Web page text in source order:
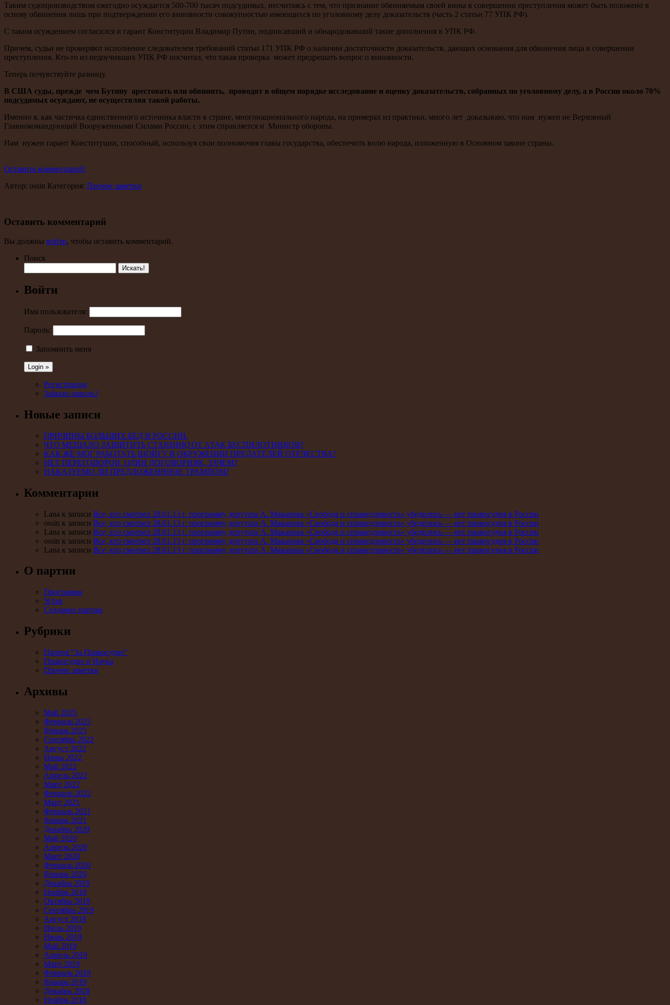
Таким судопроизводством ежегодно осуждается 500-700 тысяч подсудимых, несчитаясь с тем, что признание обвиняемым своей вины в совершении преступления может быть положено в
основу обвинения лишь при подтверждении его виновности совокупностью имеющихся по уголовному делу доказательств (часть 2 статьи 77 УПК РФ).
С таким осуждением согласился и гарант Конституции Владимир Путин, подписавший и обнародовавший такие дополнения в УПК РФ.
Причем, судьи не проверяют исполнение следователем требований статьи 171 УПК РФ о наличии достаточности доказательств, дающих основания для обвинения лица в совершении
преступления. Кто-то из недоучивших УПК РФ посчитал, что такая проверка может предрешать вопрос о виновности.
Теперь почувствуйте разницу.
В США суды, прежде чем Бутину арестовать или обвинить, проводят в общем порядке исследование и оценку доказательств, собранных по уголовному делу, а в России около 70%
подсудимых осуждают, не осуществляя такой работы.
Именно я, как частичка единственного источника власти в стране, многонационального народа, на примерах из практики, много лет доказываю, что нам нужен не Верховный
Главнокомандующий Вооруженными Силами России, с этим справляется и Министр обороны.
Нам нужен гарант Конституции, способный, используя свои полномочия главы государства, обеспечить волю народа, изложенную в Основном законе страны.
Оставить комментарий!
Автор: ossin Категория: Прочие заметки
Оставить комментарий
Вы должны войти, чтобы оставить комментарий.
Поиск
Войти
Имя пользователя:
Пароль:
Запомнить меня
Регистрация
Забыли пароль?
Новые записи
ПРИЧИНЫ БОЛЬШИХ БЕД В РОССИИ.
ЧТО МЕШАЛО ЗАЩИТИТЬ СТАНЦИЮ ОТ АТАК БЕСПИЛОТНИКОВ?
КАК ЖЕ МОГ РАБОТАТЬ ШОЙГУ В ОКРУЖЕНИИ ПРЕДАТЕЛЕЙ ОТЕЧЕСТВА?
НЕТ ПЕРЕГОВОРОВ, ОДИН ДОГОВОРНЯК, ЗАЧЕМ?
НАКАЗУЕМО ЛИ ПРЕДЛОЖЕНННОЕ ТРАМПОМ?
Комментарии
Lana к записи Все, кто смотрел 28.01.13 г. программу депутата А. Макарова «Свобода и справедливость» убедились — нет правосудия в России
ossin к записи Все, кто смотрел 28.01.13 г. программу депутата А. Макарова «Свобода и справедливость» убедились — нет правосудия в России
Lana к записи Все, кто смотрел 28.01.13 г. программу депутата А. Макарова «Свобода и справедливость» убедились — нет правосудия в России
ossin к записи Все, кто смотрел 28.01.13 г. программу депутата А. Макарова «Свобода и справедливость» убедились — нет правосудия в России
Lana к записи Все, кто смотрел 28.01.13 г. программу депутата А. Макарова «Свобода и справедливость» убедились — нет правосудия в России
О партии
Программа
Устав
Создание партии
Рубрики
Партия "За Правосудие"
Правосудие и Наука
Прочие заметки
Архивы
Май 2025
Февраль 2025
Январь 2025
Сентябрь 2022
Август 2022
Июнь 2022
Май 2022
Апрель 2022
Март 2022
Февраль 2022
Март 2021
Февраль 2021
Январь 2021
Декабрь 2020
Май 2020
Апрель 2020
Март 2020
Февраль 2020
Январь 2020
Декабрь 2019
Ноябрь 2019
Октябрь 2019
Сентябрь 2019
Август 2019
Июль 2019
Июнь 2019
Май 2019
Апрель 2019
Март 2019
Февраль 2019
Январь 2019
Декабрь 2018
Ноябрь 2018